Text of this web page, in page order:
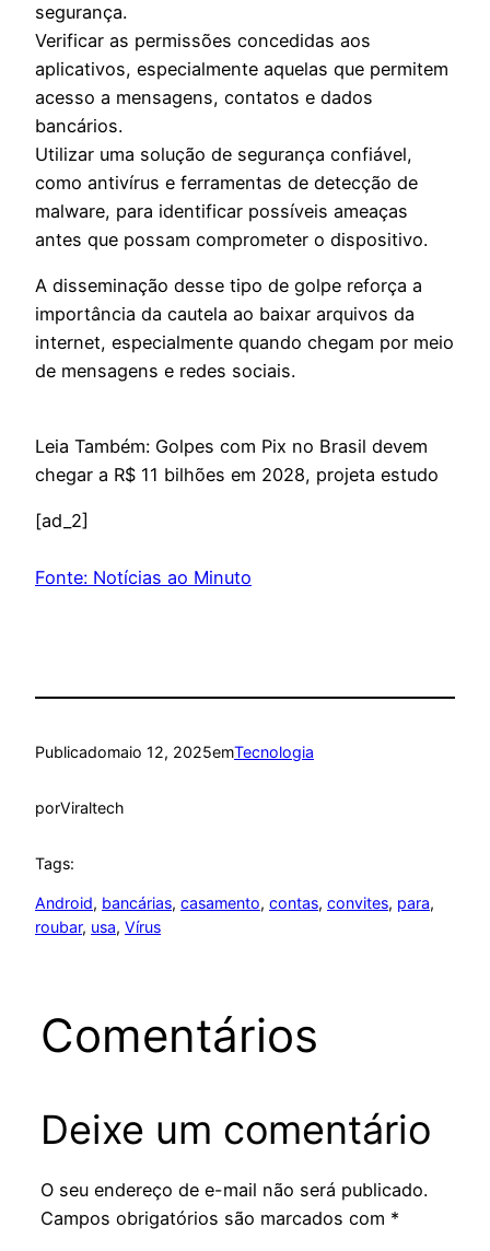
segurança.
Verificar as permissões concedidas aos
aplicativos, especialmente aquelas que permitem
acesso a mensagens, contatos e dados
bancários.
Utilizar uma solução de segurança confiável,
como antivírus e ferramentas de detecção de
malware, para identificar possíveis ameaças
antes que possam comprometer o dispositivo.
A disseminação desse tipo de golpe reforça a
importância da cautela ao baixar arquivos da
internet, especialmente quando chegam por meio
de mensagens e redes sociais.
Leia Também: Golpes com Pix no Brasil devem
chegar a R$ 11 bilhões em 2028, projeta estudo
[ad_2]
Fonte: Notícias ao Minuto
Publicadomaio 12, 2025emTecnologia
porViraltech
Tags:
Android, bancárias, casamento, contas, convites, para
roubar, usa, Vírus
Comentários
Deixe um comentário
O seu endereço de e-mail não será publicado.
Campos obrigatórios são marcados com *